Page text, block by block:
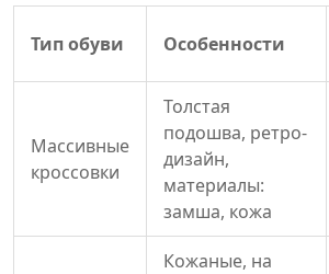
Тип обуви Особенности
Массивные
кроссовки
Толстая
подошва, ретро-
дизайн,
материалы:
замша, кожа
Кожаные, на